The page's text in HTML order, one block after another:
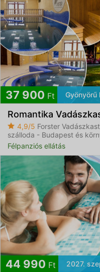
37 900 Ft Gyönyörű
Romantika
4,9/5 Forster
szálloda - Budapest és
Félpanziós ellátás
44 990 Ft 2027.